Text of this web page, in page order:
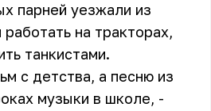
парней уезжали из
на тракторах,
танкистами.
с детства, а песню из
музыки в школе, -